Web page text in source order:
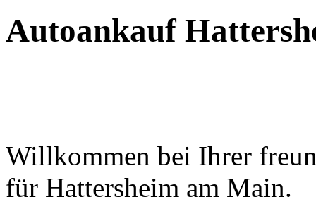
Autoankauf
Willkommen bei Ihrer
für Hattersheim am Main.